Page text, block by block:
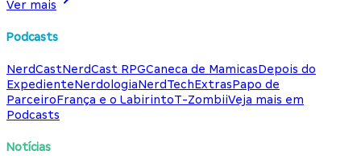
Ver mais
Podcasts
NerdCastNerdCast RPGCaneca de MamicasDepois do
ExpedienteNerdologiaNerdTechExtrasPapo de
ParceiroFrança e o LabirintoT-ZombiiVeja mais em
Podcasts
Notícias